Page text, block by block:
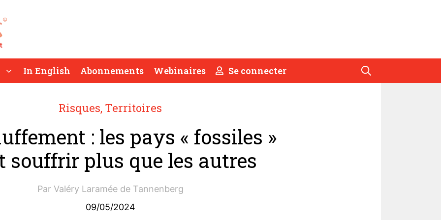
In English Abonnements Webinaires Se connecter
Risques, Territoires
: les pays « fossiles »
souffrir plus que les autres
Par Valéry Laramée de Tannenberg
09/05/2024